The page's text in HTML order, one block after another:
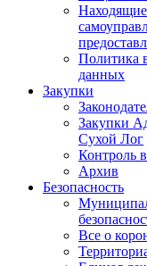
Политика
данных
Закупки
Закупки
Сухой Лог
Контроль
Архив
Безопасность
Все о